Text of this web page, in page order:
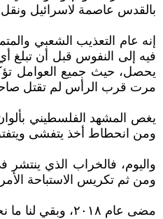
بالقدس عاصمة لاسرائيل ونقل
إنه عام التعذيب الشعبي
فيه إلى النفوس قبل أن تبلغ
يحصل، حيث جميع العوامل
مرت قرب الرأس لم تقتل
يغص المشهد الفلسطيني
ومن انحطاط أخذ يتفشى
واليوم، فالخراب الذي
ومن ثم تكريس الاستباحة
مضى عام ٢٠١٨، وبقي لنا ما نحن فيه، وما علينا أن نتجرع صابه ونعاني عذابه، نسوّغ حلوه ومره، فمر حلو بذوق فريق وحلوه مر بذوق آخر، ومصائب قوم عند قوم فوائد؟!